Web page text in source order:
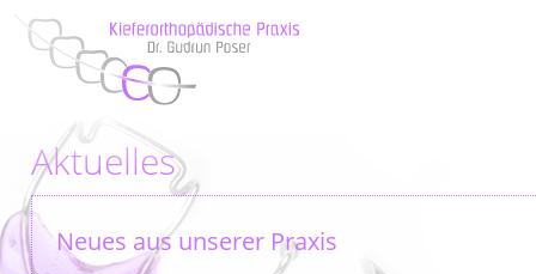
Aktuelles
Neues aus unserer Praxis